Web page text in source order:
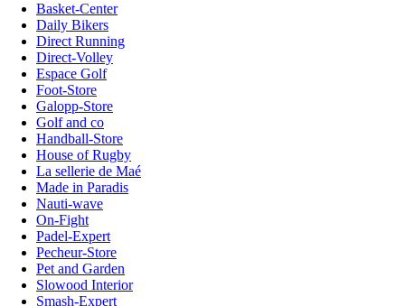
Basket-Center
Daily Bikers
Direct Running
Direct-Volley
Espace Golf
Foot-Store
Galopp-Store
Golf and co
Handball-Store
House of Rugby
La sellerie de Maé
Made in Paradis
Nauti-wave
On-Fight
Padel-Expert
Pecheur-Store
Pet and Garden
Slowood Interior
Smash-Expert